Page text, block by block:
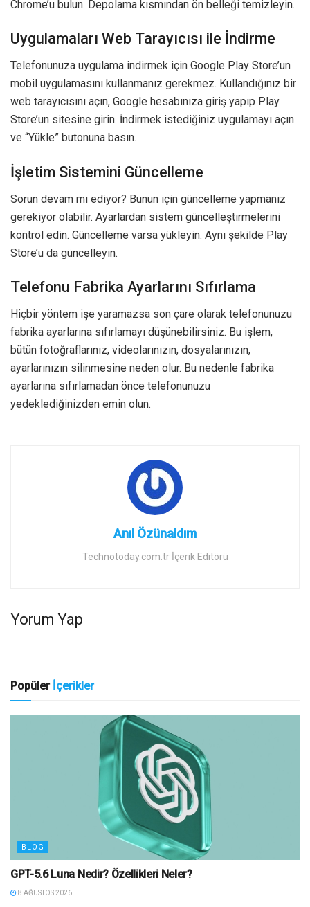
Chrome’u bulun. Depolama kısmından ön belleği temizleyin.
Uygulamaları Web Tarayıcısı ile İndirme
Telefonunuza uygulama indirmek için Google Play Store’un
mobil uygulamasını kullanmanız gerekmez. Kullandığınız bir
web tarayıcısını açın, Google hesabınıza giriş yapıp Play
Store’un sitesine girin. İndirmek istediğiniz uygulamayı açın
ve “Yükle” butonuna basın.
İşletim Sistemini Güncelleme
Sorun devam mı ediyor? Bunun için güncelleme yapmanız
gerekiyor olabilir. Ayarlardan sistem güncelleştirmelerini
kontrol edin. Güncelleme varsa yükleyin. Aynı şekilde Play
Store’u da güncelleyin.
Telefonu Fabrika Ayarlarını Sıfırlama
Hiçbir yöntem işe yaramazsa son çare olarak telefonunuzu
fabrika ayarlarına sıfırlamayı düşünebilirsiniz. Bu işlem,
bütün fotoğraflarınız, videolarınızın, dosyalarınızın,
ayarlarınızın silinmesine neden olur. Bu nedenle fabrika
ayarlarına sıfırlamadan önce telefonunuzu
yedeklediğinizden emin olun.
Anıl Özünaldım
Technotoday.com.tr İçerik Editörü
Yorum Yap
Popüler İçerikler
BLOG
GPT-5.6 Luna Nedir? Özellikleri Neler?
8 AĞUSTOS 2026